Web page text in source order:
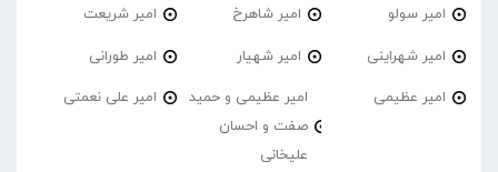
امیر سولو امیر شاهرخ امیر شریعت
امیر شهراینی امیر شهیار امیر طورانی
امیر عظیمی
امیر عظیمی و حمید
صفت و احسان
علیخانی
امیر علی نعمتی